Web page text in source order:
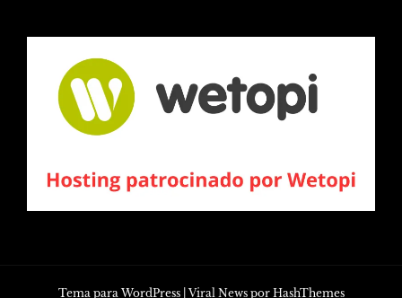
Tema para WordPress Viral Newspor HashThemes